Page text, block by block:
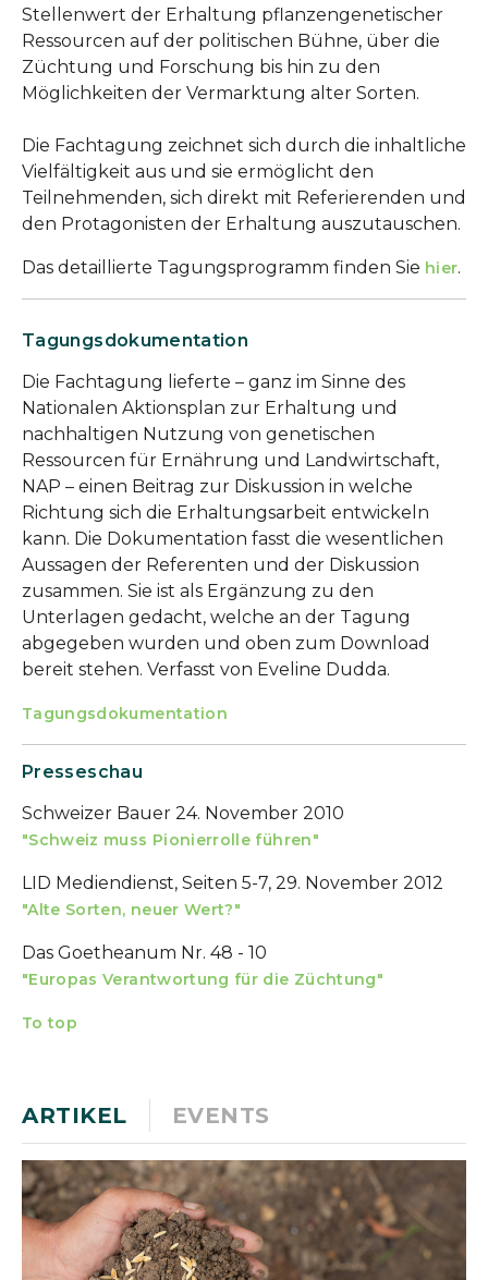
Stellenwert der Erhaltung pflanzengenetischer
Ressourcen auf der politischen Bühne, über die
Züchtung und Forschung bis hin zu den
Möglichkeiten der Vermarktung alter Sorten.
Die Fachtagung zeichnet sich durch die inhaltliche
Vielfältigkeit aus und sie ermöglicht den
Teilnehmenden, sich direkt mit Referierenden und
den Protagonisten der Erhaltung auszutauschen.
Das detaillierte Tagungsprogramm finden Sie hier.
Tagungsdokumentation
Die Fachtagung lieferte – ganz im Sinne des
Nationalen Aktionsplan zur Erhaltung und
nachhaltigen Nutzung von genetischen
Ressourcen für Ernährung und Landwirtschaft,
NAP – einen Beitrag zur Diskussion in welche
Richtung sich die Erhaltungsarbeit entwickeln
kann. Die Dokumentation fasst die wesentlichen
Aussagen der Referenten und der Diskussion
zusammen. Sie ist als Ergänzung zu den
Unterlagen gedacht, welche an der Tagung
abgegeben wurden und oben zum Download
bereit stehen. Verfasst von Eveline Dudda.
Tagungsdokumentation
Presseschau
Schweizer Bauer 24. November 2010
"Schweiz muss Pionierrolle führen"
LID Mediendienst, Seiten 5-7, 29. November 2012
"Alte Sorten, neuer Wert?"
Das Goetheanum Nr. 48 - 10
"Europas Verantwortung für die Züchtung"
To top
ARTIKEL EVENTS